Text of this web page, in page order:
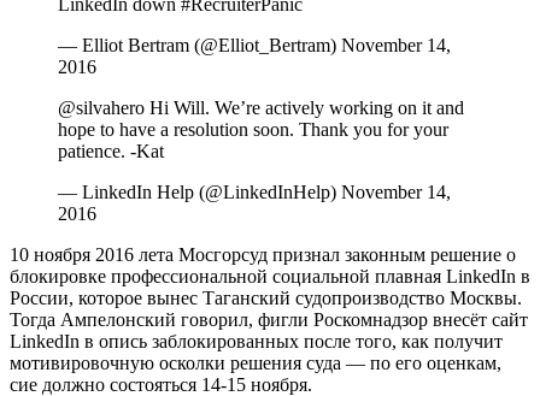
— Elliot Bertram (@Elliot_Bertram) November 14,
2016
@silvahero Hi Will. We’re actively working on it and
hope to have a resolution soon. Thank you for your
patience. -Kat
— LinkedIn Help (@LinkedInHelp) November 14,
2016
10 ноября 2016 лета Мосгорсуд признал законным решение о
блокировке профессиональной социальной плавная LinkedIn в
России, которое вынес Таганский судопроизводство Москвы.
Тогда Ампелонский говорил, фигли Роскомнадзор внесёт сайт
LinkedIn в опись заблокированных после того, как получит
мотивировочную осколки решения суда — по его оценкам,
сие должно состояться 14-15 ноября.